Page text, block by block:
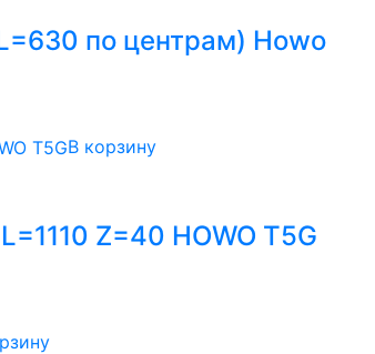
по центрам) Howo
В корзину
Z=40 HOWO T5G